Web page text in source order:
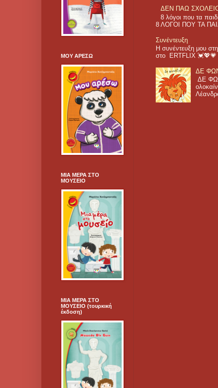
ΔΕΝ ΠΑΩ ΣΧΟΛΕΙΟ!
8 λόγοι που τα
8 ΛΟΓΟΙ ΠΟΥ ΤΑ
Συνέντευξη
Η συνέντευξη μου
στο ERTFLIX
ΔΕ
ΔΕ
ΜΟΥ ΑΡΕΣΩ
ΜΙΑ ΜΕΡΑ ΣΤΟ
ΜΟΥΣΕΙΟ
ΜΙΑ ΜΕΡΑ ΣΤΟ
ΜΟΥΣΕΙΟ (τουρκική
έκδοση)